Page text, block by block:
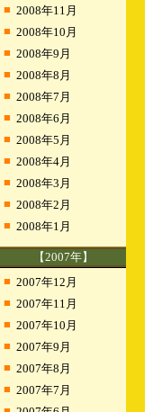
■ 2008年11月
■ 2008年10月
■ 2008年9月
■ 2008年8月
■ 2008年7月
■ 2008年6月
■ 2008年5月
■ 2008年4月
■ 2008年3月
■ 2008年2月
■ 2008年1月
【2007年】
■ 2007年12月
■ 2007年11月
■ 2007年10月
■ 2007年9月
■ 2007年8月
■ 2007年7月